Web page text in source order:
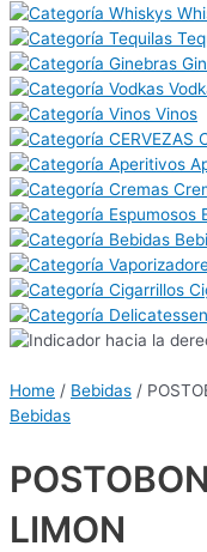
Vinos
Home / Bebidas /
Bebidas
LIMON